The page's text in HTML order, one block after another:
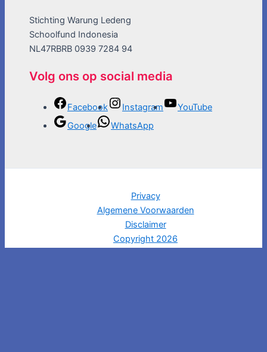
Stichting Warung Ledeng
Schoolfund Indonesia
NL47RBRB 0939 7284 94
Volg ons op social media
Facebook Instagram
YouTube
Google
WhatsApp
Privacy
Algemene Voorwaarden
Disclaimer
Copyright 2026